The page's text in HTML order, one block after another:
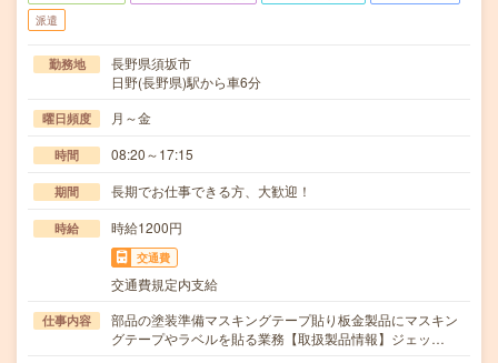
派遣
勤務地
長野県須坂市
日野(長野県)駅から車6分
曜日頻度 月～金
時間 08:20～17:15
期間 長期でお仕事できる方、大歓迎！
時給 時給1200円
交通費
交通費規定内支給
仕事内容
部品の塗装準備マスキングテープ貼り板金製品にマスキン
グテープやラベルを貼る業務【取扱製品情報】ジェッ…